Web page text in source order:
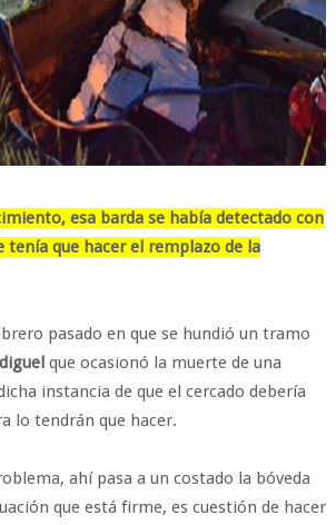
esa barda se había detectado con
tenía que hacer el remplazo de la
pasado en que se hundió un tramo
que ocasionó la muerte de una
instancia de que el cercado debería
lo tendrán que hacer.
ahí pasa a un costado la bóveda
que está firme, es cuestión de hacer